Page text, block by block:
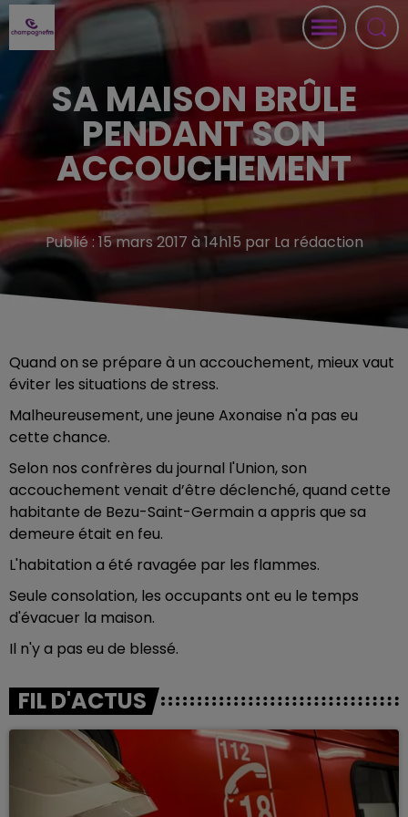
SA MAISON BRÛLE
PENDANT SON
ACCOUCHEMENT
Publié : 15 mars 2017 à 14h15 par La rédaction
Quand on se prépare à un accouchement, mieux vaut
éviter les situations de stress.
Malheureusement, une jeune Axonaise n'a pas eu
cette chance.
Selon nos confrères du journal l'Union, son
accouchement venait d’être déclenché, quand cette
habitante de Bezu-Saint-Germain a appris que sa
demeure était en feu.
L'habitation a été ravagée par les flammes.
Seule consolation, les occupants ont eu le temps
d'évacuer la maison.
Il n'y a pas eu de blessé.
FIL D'ACTUS